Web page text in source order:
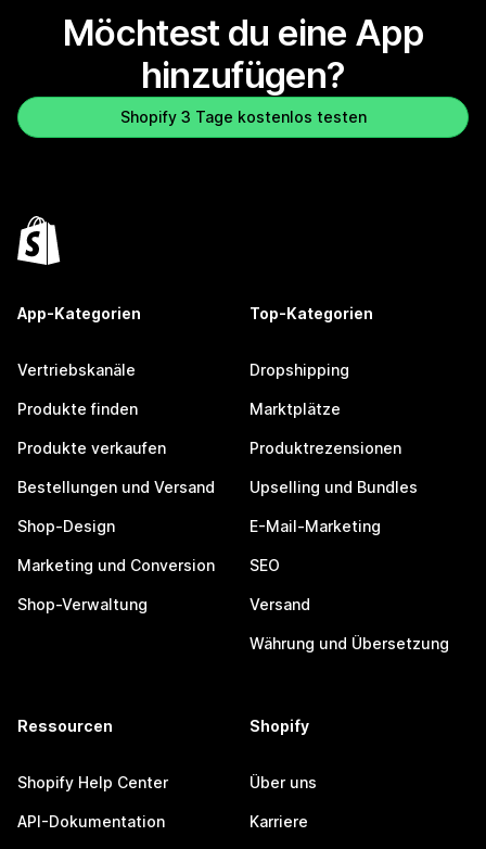
Möchtest du eine App
hinzufügen?
Shopify 3 Tage kostenlos testen
App-Kategorien
Vertriebskanäle
Produkte finden
Produkte verkaufen
Bestellungen und Versand
Shop-Design
Marketing und Conversion
Shop-Verwaltung
Top-Kategorien
Dropshipping
Marktplätze
Produktrezensionen
Upselling und Bundles
E-Mail-Marketing
SEO
Versand
Währung und Übersetzung
Ressourcen
Shopify Help Center
API-Dokumentation
Shopify
Über uns
Karriere